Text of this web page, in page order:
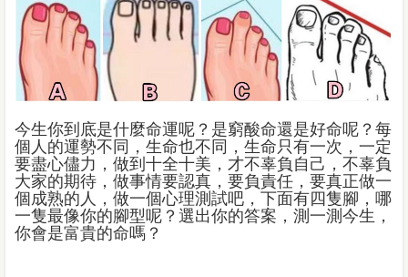
今生你到底是什麼命運呢？是窮酸命還是好命呢？每
個人的運勢不同，生命也不同，生命只有一次，一定
要盡心儘力，做到十全十美，才不辜負自己，不辜負
大家的期待，做事情要認真，要負責任，要真正做一
個成熟的人，做一個心理測試吧，下面有四隻腳，哪
一隻最像你的腳型呢？選出你的答案，測一測今生，
你會是富貴的命嗎？